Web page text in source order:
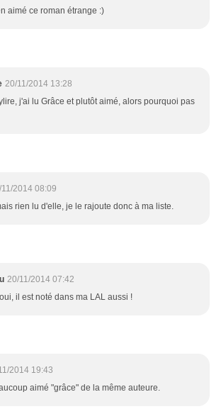
aimé ce roman étrange :)
20/11/2014 13:28
j'ai lu Grâce et plutôt aimé, alors pourquoi pas
2014 08:09
rien lu d'elle, je le rajoute donc à ma liste.
20/11/2014 07:42
il est noté dans ma LAL aussi !
2014 19:43
aimé "grâce" de la même auteure.